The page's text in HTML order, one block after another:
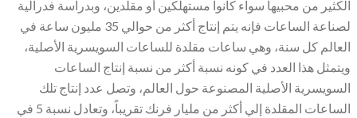
الكثير من محبيها سواء كانوا مستهلكين أو مقلدين، وبدراسة فدرالية
لصناعة الساعات فإنه يتم إنتاج أكثر من حوالي 35 مليون ساعة في
العالم كل سنة، وهي ساعات مقلدة للساعات السويسرية الأصلية،
ويتمثل هذا العدد في كونه نسبة أكثر من نسبة إنتاج الساعات
السويسرية الأصلية المصنوعة حول العالم، وتصل عدد إنتاج تلك
الساعات المقلدة إلي أكثر من مليار فرنك تقريباً، وتعادل نسبة 5 في